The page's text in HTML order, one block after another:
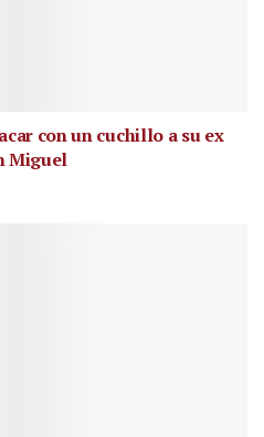
con un cuchillo a su ex
Miguel